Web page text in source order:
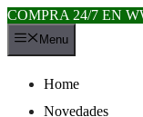
COMPRA 24/7 EN
Saltar
al
Menu
Home
Novedades